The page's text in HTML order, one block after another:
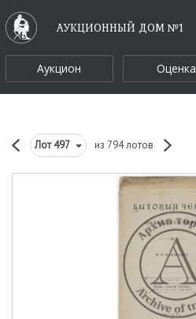
АУКЦИОННЫЙ ДОМ №1
Аукцион Оценка
Лот497 из 794 лотов